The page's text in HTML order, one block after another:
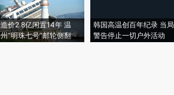
造价2.8亿闲置14年 温
州“明珠七号”邮轮侧翻
韩国高温创百年纪录 当局
警告停止一切户外活动